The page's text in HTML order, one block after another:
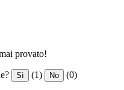
provato!
Sì (1) No (0)